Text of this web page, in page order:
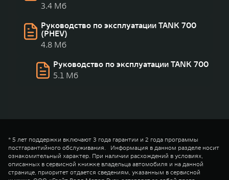
3.4 Мб
Руководство по эксплуатации TANK 700
(PHEV)
4.8 Мб
Руководство по эксплуатации TANK 700
5.1 Мб
* 5 лет поддержки включают 3 года гарантии и 2 года программы
постгарантийного обслуживания. Информация в данном разделе носит
ознакомительный характер. При наличии расхождений в условиях,
описанных в сервисной книжке владельца автомобиля и на данной
странице, приоритет отдается сведениям, указанным в сервисной